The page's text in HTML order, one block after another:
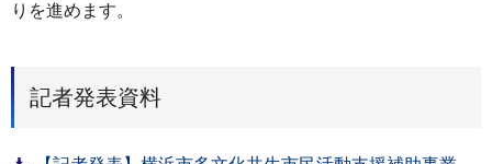
りを進めます。
記者発表資料